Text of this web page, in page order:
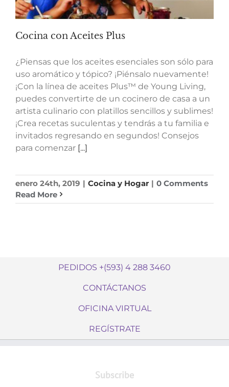
Cocina con Aceites Plus
¿Piensas que los aceites esenciales son sólo para
uso aromático y tópico? ¡Piénsalo nuevamente!
¡Con la línea de aceites Plus™ de Young Living,
puedes convertirte de un cocinero de casa a un
artista culinario con platillos sencillos y sublimes!
¡Crea recetas suculentas y tendrás a tu familia e
invitados regresando en segundos! Consejos
para comenzar [...]
enero 24th, 2019 | Cocina y Hogar | 0 Comments
Read More
PEDIDOS +(593) 4 288 3460
CONTÁCTANOS
OFICINA VIRTUAL
REGÍSTRATE
Subscribe